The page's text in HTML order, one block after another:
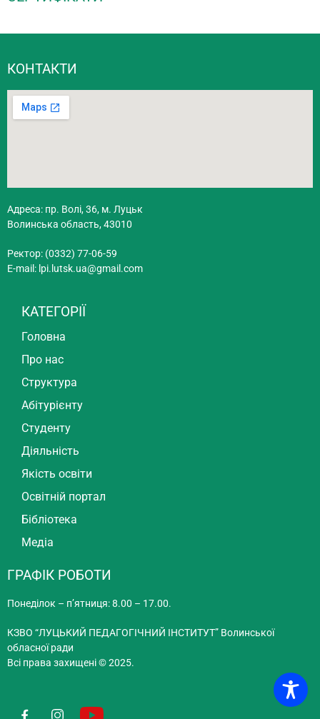
КОНТАКТИ
Адреса: пр. Волі, 36, м. Луцьк
Волинська область, 43010
Ректор: (0332) 77-06-59
E-mail: lpi.lutsk.ua@gmail.com
КАТЕГОРІЇ
Головна
Про нас
Структура
Абітурієнту
Студенту
Діяльність
Якість освіти
Освітній портал
Бібліотека
Медіа
ГРАФІК РОБОТИ
Понеділок – п’ятниця: 8.00 – 17.00.
КЗВО “ЛУЦЬКИЙ ПЕДАГОГІЧНИЙ ІНСТИТУТ” Волинської
обласної ради
Всі права захищені © 2025.